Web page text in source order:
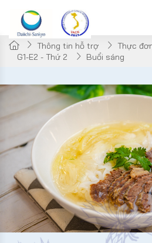
Thông tin hỗ trợ
Thực
G1-E2 - Thứ 2
Buổi sáng